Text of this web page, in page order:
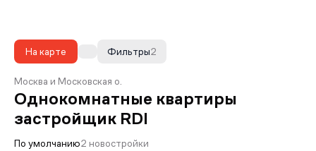
На карте 2
Фильтры
Москва и Московская о.
Однокомнатные квартиры
застройщик RDI
По умолчанию2 новостройки